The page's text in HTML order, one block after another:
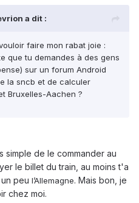
a dit :
faire mon rabat joie :
que tu demandes à des gens
sur un forum Android
la sncb et de calculer
Bruxelles-Aachen ?
simple de le commander au
le billet du train, au moins t'a
peu l’Allemagne. Mais bon, je
chez moi.